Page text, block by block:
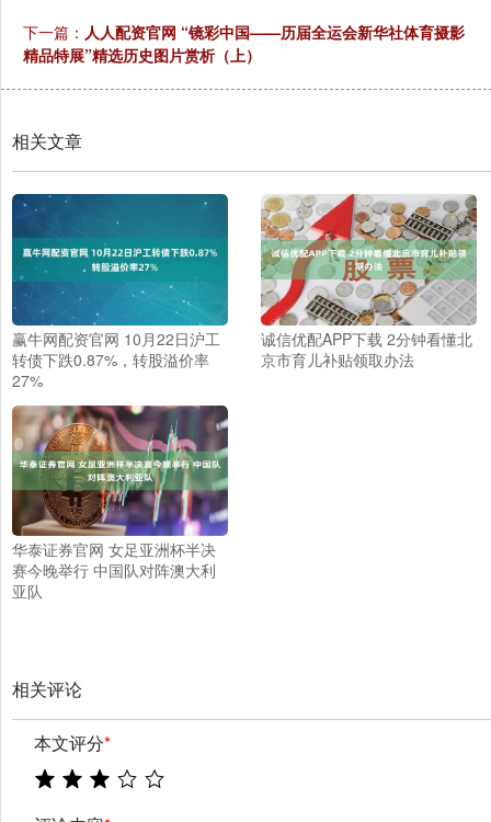
下一篇： 人人配资官网 “镜彩中国——历届全运会新华社体育摄影
精品特展”精选历史图片赏析（上）
相关文章
赢牛网配资官网 10月22日沪工
转债下跌0.87%，转股溢价率
27%
诚信优配APP下载 2分钟看懂北
京市育儿补贴领取办法
华泰证券官网 女足亚洲杯半决
赛今晚举行 中国队对阵澳大利
亚队
相关评论
本文评分*